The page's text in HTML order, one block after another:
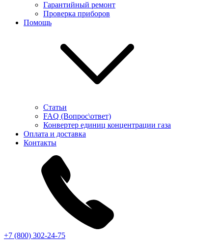
Гарантийный ремонт
Проверка приборов
Помощь
Статьи
FAQ (Вопрос\ответ)
Конвертер единиц концентрации газа
Оплата и доставка
Контакты
+7 (800) 302-24-75